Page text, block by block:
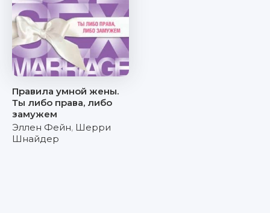
Правила умной жены.
Ты либо права, либо
замужем
Эллен Фейн, Шерри
Шнайдер